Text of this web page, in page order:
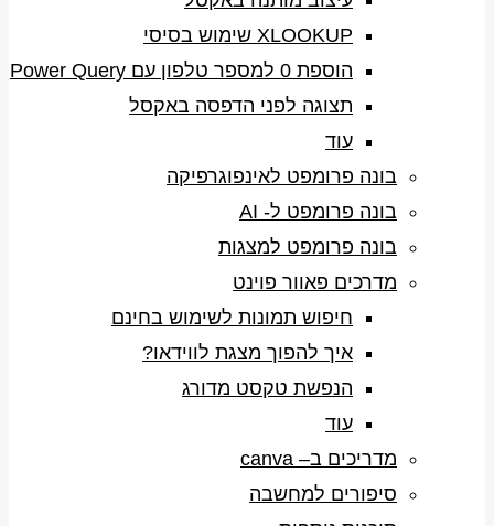
XLOOKUP שימוש בסיסי
הוספת 0 למספר טלפון עם Power Query
תצוגה לפני הדפסה באקסל
עוד
בונה פרומפט לאינפוגרפיקה
בונה פרומפט ל- AI
בונה פרומפט למצגות
מדרכים פאוור פוינט
חיפוש תמונות לשימוש בחינם
איך להפוך מצגת לווידאו?
הנפשת טקסט מדורג
עוד
מדריכים ב– canva
סיפורים למחשבה